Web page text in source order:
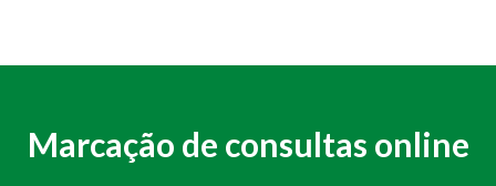
Marcação de consultas online